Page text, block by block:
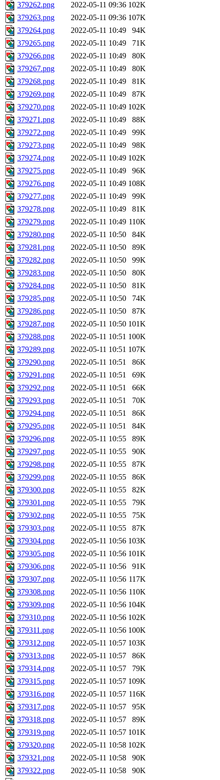
379262.png
2022-05-11 09:36 102K
379263.png
2022-05-11 09:36 107K
379264.png
2022-05-11 10:49
94K
379265.png
2022-05-11 10:49
71K
379266.png
2022-05-11 10:49
80K
379267.png
2022-05-11 10:49
80K
379268.png
2022-05-11 10:49
81K
379269.png
2022-05-11 10:49
87K
379270.png
2022-05-11 10:49 102K
379271.png
2022-05-11 10:49
88K
379272.png
2022-05-11 10:49
99K
379273.png
2022-05-11 10:49
98K
379274.png
2022-05-11 10:49 102K
379275.png
2022-05-11 10:49
96K
379276.png
2022-05-11 10:49 108K
379277.png
2022-05-11 10:49
99K
379278.png
2022-05-11 10:49
81K
379279.png
2022-05-11 10:49 110K
379280.png
2022-05-11 10:50
84K
379281.png
2022-05-11 10:50
89K
379282.png
2022-05-11 10:50
99K
379283.png
2022-05-11 10:50
80K
379284.png
2022-05-11 10:50
81K
379285.png
2022-05-11 10:50
74K
379286.png
2022-05-11 10:50
87K
379287.png
2022-05-11 10:50 101K
379288.png
2022-05-11 10:51 100K
379289.png
2022-05-11 10:51 107K
379290.png
2022-05-11 10:51
86K
379291.png
2022-05-11 10:51
69K
379292.png
2022-05-11 10:51
66K
379293.png
2022-05-11 10:51
70K
379294.png
2022-05-11 10:51
86K
379295.png
2022-05-11 10:51
84K
379296.png
2022-05-11 10:55
89K
379297.png
2022-05-11 10:55
90K
379298.png
2022-05-11 10:55
87K
379299.png
2022-05-11 10:55
86K
379300.png
2022-05-11 10:55
82K
379301.png
2022-05-11 10:55
79K
379302.png
2022-05-11 10:55
75K
379303.png
2022-05-11 10:55
87K
379304.png
2022-05-11 10:56 103K
379305.png
2022-05-11 10:56 101K
379306.png
2022-05-11 10:56
91K
379307.png
2022-05-11 10:56 117K
379308.png
2022-05-11 10:56 110K
379309.png
2022-05-11 10:56 104K
379310.png
2022-05-11 10:56 102K
379311.png
2022-05-11 10:56 100K
379312.png
2022-05-11 10:57 103K
379313.png
2022-05-11 10:57
86K
379314.png
2022-05-11 10:57
79K
379315.png
2022-05-11 10:57 109K
379316.png
2022-05-11 10:57 116K
379317.png
2022-05-11 10:57
95K
379318.png
2022-05-11 10:57
89K
379319.png
2022-05-11 10:57 101K
379320.png
2022-05-11 10:58 102K
379321.png
2022-05-11 10:58
90K
379322.png
2022-05-11 10:58
90K